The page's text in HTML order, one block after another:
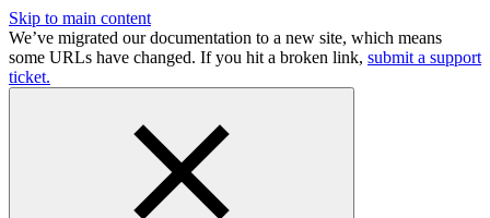
Skip to main content
We’ve migrated our documentation to a new site, which means
some URLs have changed. If you hit a broken link, submit a support
ticket.